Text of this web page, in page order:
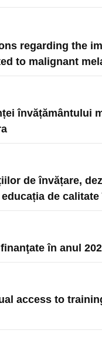
regarding the
to malignant
învățământului
de învățare,
de calitate
în anul
access to